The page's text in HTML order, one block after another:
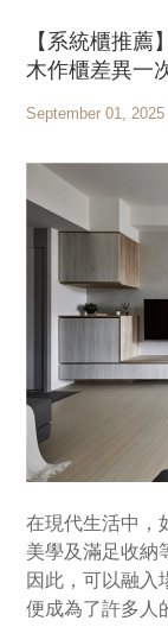
【系統櫃推
木作櫃差異一
September 01,
在現代生活中，
美學及滿足收納
因此，可以融入
便成為了許多人